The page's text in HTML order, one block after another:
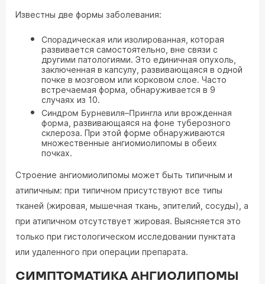
Известны две формы заболевания:
Спорадическая или изолированная , которая
развивается самостоятельно, вне связи с
другими патологиями. Это единичная опухоль,
заключенная в капсулу, развивающаяся в одной
почке в мозговом или корковом слое. Часто
встречаемая форма, обнаруживается в 9
случаях из 10.
Синдром Бурневиля–Прингла или врожденная
форма , развивающаяся на фоне туберозного
склероза. При этой форме обнаруживаются
множественные ангиомиолипомы в обеих
почках.
Строение ангиомиолипомы может быть типичным и
атипичным: при типичном присутствуют все типы
тканей (жировая, мышечная ткань, эпителий, сосуды), а
при атипичном отсутствует жировая. Выясняется это
только при гистологическом исследовании пунктата
или удаленного при операции препарата.
СИМПТОМАТИКА АНГИОЛИПОМЫ